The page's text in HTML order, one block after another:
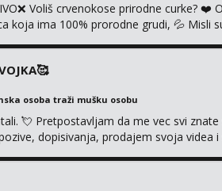
Voliš crvenokose prirodne curke?
koja ima 100% prorodne grudi, 💦 Misli
osoba traži mušku osobu
💘 Pretpostavljam da me vec svi
dopisivanja, prodajem svoja videa